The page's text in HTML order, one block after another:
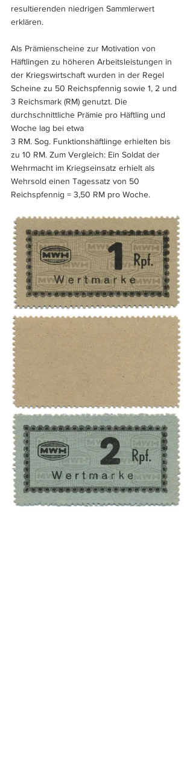
resultierenden niedrigen Sammlerwert
erklären.
Als Prämienscheine zur Motivation von
Häftlingen zu höheren Arbeitsleistungen in
der Kriegswirtschaft wurden in der Regel
Scheine zu 50 Reichspfennig sowie 1, 2 und
3 Reichsmark (RM) genutzt. Die
durchschnittliche Prämie pro Häftling und
Woche lag bei etwa
3 RM. Sog. Funktionshäftlinge erhielten bis
zu 10 RM. Zum Vergleich: Ein Soldat der
Wehrmacht im Kriegseinsatz erhielt als
Wehrsold einen Tagessatz von 50
Reichspfennig = 3,50 RM pro Woche.